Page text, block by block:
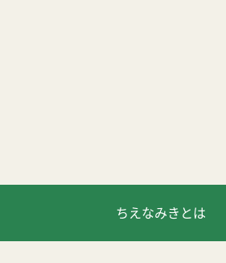
ちえなみきとは